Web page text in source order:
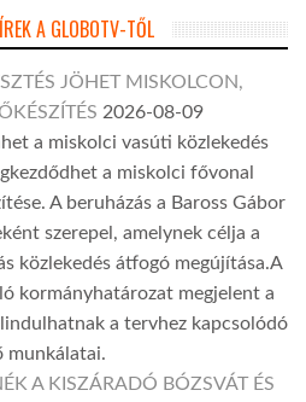
A GLOBOTV-TŐL
JÖHET MISKOLCON,
2026-08-09
a miskolci vasúti közlekedés
a miskolci fővonal
A beruházás a Baross Gábor
szerepel, amelynek célja a
közlekedés átfogó megújítása.A
kormányhatározat megjelent a
a tervhez kapcsolódó
munkálatai.
A KISZÁRADÓ BÓZSVÁT ÉS